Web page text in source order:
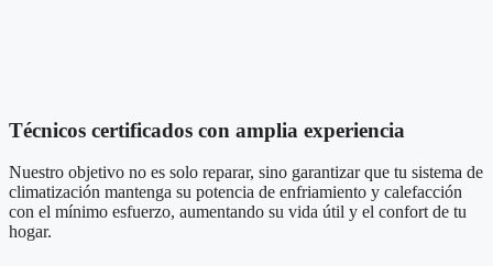
Técnicos certificados con amplia experiencia
Nuestro objetivo no es solo reparar, sino garantizar que tu sistema de
climatización mantenga su potencia de enfriamiento y calefacción
con el mínimo esfuerzo, aumentando su vida útil y el confort de tu
hogar.